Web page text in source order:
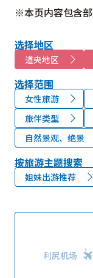
※本页内容包含部
选择地区
道央地区
选择范围
女性旅游
旅伴类型
自然景观、绝景
按旅游主题搜索
姐妹出游推荐
利尻机场